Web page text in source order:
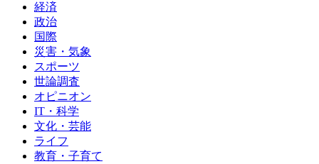
経済
政治
国際
災害・気象
スポーツ
世論調査
オピニオン
IT・科学
文化・芸能
ライフ
教育・子育て